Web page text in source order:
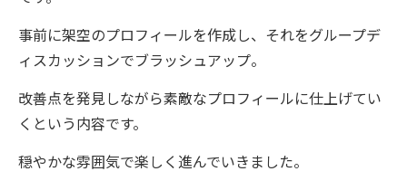
事前に架空のプロフィールを作成し、それをグループデ
ィスカッションでブラッシュアップ。
改善点を発見しながら素敵なプロフィールに仕上げてい
くという内容です。
穏やかな雰囲気で楽しく進んでいきました。